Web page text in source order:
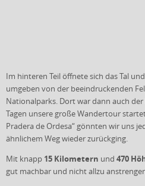
Im hinteren Teil öffnete sich das Tal
umgeben von der beeindruckenden
Nationalparks. Dort war dann auch
Tagen unsere große Wandertour
Pradera de Ordesa“ gönnten wir uns
ähnlichem Weg wieder zurückging.
Mit knapp 15 Kilometern und 470
gut machbar und nicht allzu